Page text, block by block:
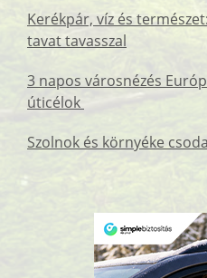
Kerékpár, víz és
tavat tavasszal
3 napos városnézés
úticélok
Szolnok és környéke